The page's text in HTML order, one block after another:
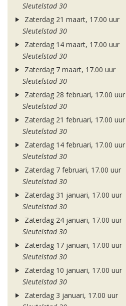
Sleutelstad 30
Zaterdag 21 maart, 17.00 uur
Sleutelstad 30
Zaterdag 14 maart, 17.00 uur
Sleutelstad 30
Zaterdag 7 maart, 17.00 uur
Sleutelstad 30
Zaterdag 28 februari, 17.00 uur
Sleutelstad 30
Zaterdag 21 februari, 17.00 uur
Sleutelstad 30
Zaterdag 14 februari, 17.00 uur
Sleutelstad 30
Zaterdag 7 februari, 17.00 uur
Sleutelstad 30
Zaterdag 31 januari, 17.00 uur
Sleutelstad 30
Zaterdag 24 januari, 17.00 uur
Sleutelstad 30
Zaterdag 17 januari, 17.00 uur
Sleutelstad 30
Zaterdag 10 januari, 17.00 uur
Sleutelstad 30
Zaterdag 3 januari, 17.00 uur